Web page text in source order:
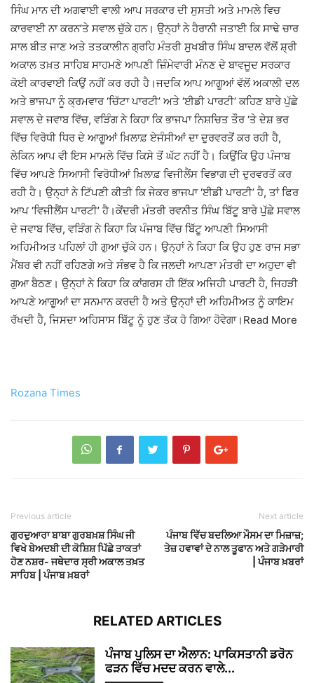
ਸਿੰਘ ਮਾਨ ਦੀ ਅਗਵਾਈ ਵਾਲੀ ਆਪ ਸਰਕਾਰ ਦੀ ਸੁਸਤੀ ਅਤੇ ਮਾਮਲੇ ਵਿਚ
ਕਾਰਵਾਈ ਨਾ ਕਰਨ’ਤੇ ਸਵਾਲ ਚੁੱਕੇ ਹਨ। ਉਨ੍ਹਾਂ ਨੇ ਹੈਰਾਨੀ ਜਤਾਈ ਕਿ ਸਾਢੇ ਚਾਰ
ਸਾਲ ਬੀਤ ਜਾਣ ਅਤੇ ਤਤਕਾਲੀਨ ਗ੍ਰਹਿ ਮੰਤਰੀ ਸੁਖਬੀਰ ਸਿੰਘ ਬਾਦਲ ਵੱਲੋਂ ਸ਼੍ਰੀ
ਅਕਾਲ ਤਖ਼ਤ ਸਾਹਿਬ ਸਾਹਮਣੇ ਆਪਣੀ ਜ਼ਿੰਮੇਵਾਰੀ ਮੰਨਣ ਦੇ ਬਾਵਜੂਦ ਸਰਕਾਰ
ਕੋਈ ਕਾਰਵਾਈ ਕਿਉਂ ਨਹੀਂ ਕਰ ਰਹੀ ਹੈ।ਜਦਕਿ ਆਪ ਆਗੂਆਂ ਵੱਲੋਂ ਅਕਾਲੀ ਦਲ
ਅਤੇ ਭਾਜਪਾ ਨੂੰ ਕ੍ਰਮਵਾਰ ‘ਚਿੱਟਾ ਪਾਰਟੀ’ ਅਤੇ ‘ਈਡੀ ਪਾਰਟੀ’ ਕਹਿਣ ਬਾਰੇ ਪੁੱਛੇ
ਸਵਾਲ ਦੇ ਜਵਾਬ ਵਿੱਚ, ਵੜਿੰਗ ਨੇ ਕਿਹਾ ਕਿ ਭਾਜਪਾ ਨਿਸ਼ਚਿਤ ਤੌਰ ‘ਤੇ ਦੇਸ਼ ਭਰ
ਵਿੱਚ ਵਿਰੋਧੀ ਧਿਰ ਦੇ ਆਗੂਆਂ ਖ਼ਿਲਾਫ਼ ਏਜੰਸੀਆਂ ਦਾ ਦੁਰਵਰਤੋਂ ਕਰ ਰਹੀ ਹੈ,
ਲੇਕਿਨ ਆਪ ਵੀ ਇਸ ਮਾਮਲੇ ਵਿੱਚ ਕਿਸੇ ਤੋਂ ਘੱਟ ਨਹੀਂ ਹੈ। ਕਿਉਂਕਿ ਉਹ ਪੰਜਾਬ
ਵਿੱਚ ਆਪਣੇ ਸਿਆਸੀ ਵਿਰੋਧੀਆਂ ਖ਼ਿਲਾਫ਼ ਵਿਜੀਲੈਂਸ ਵਿਭਾਗ ਦੀ ਦੁਰਵਰਤੋਂ ਕਰ
ਰਹੀ ਹੈ। ਉਨ੍ਹਾਂ ਨੇ ਟਿੱਪਣੀ ਕੀਤੀ ਕਿ ਜੇਕਰ ਭਾਜਪਾ ‘ਈਡੀ ਪਾਰਟੀ’ ਹੈ, ਤਾਂ ਫਿਰ
ਆਪ ‘ਵਿਜੀਲੈਂਸ ਪਾਰਟੀ’ ਹੈ।ਕੇਂਦਰੀ ਮੰਤਰੀ ਰਵਨੀਤ ਸਿੰਘ ਬਿੱਟੂ ਬਾਰੇ ਪੁੱਛੇ ਸਵਾਲ
ਦੇ ਜਵਾਬ ਵਿੱਚ, ਵੜਿੰਗ ਨੇ ਕਿਹਾ ਕਿ ਪੰਜਾਬ ਵਿੱਚ ਬਿੱਟੂ ਆਪਣੀ ਸਿਆਸੀ
ਅਹਿਮੀਅਤ ਪਹਿਲਾਂ ਹੀ ਗੁਆ ਚੁੱਕੇ ਹਨ। ਉਨ੍ਹਾਂ ਨੇ ਕਿਹਾ ਕਿ ਉਹ ਹੁਣ ਰਾਜ ਸਭਾ
ਮੈਂਬਰ ਵੀ ਨਹੀਂ ਰਹਿਣਗੇ ਅਤੇ ਸੰਭਵ ਹੈ ਕਿ ਜਲਦੀ ਆਪਣਾ ਮੰਤਰੀ ਦਾ ਅਹੁਦਾ ਵੀ
ਗੁਆ ਬੈਠਣ। ਉਨ੍ਹਾਂ ਨੇ ਕਿਹਾ ਕਿ ਕਾਂਗਰਸ ਹੀ ਇੱਕ ਅਜਿਹੀ ਪਾਰਟੀ ਹੈ, ਜਿਹੜੀ
ਆਪਣੇ ਆਗੂਆਂ ਦਾ ਸਨਮਾਨ ਕਰਦੀ ਹੈ ਅਤੇ ਉਨ੍ਹਾਂ ਦੀ ਅਹਿਮੀਅਤ ਨੂੰ ਕਾਇਮ
ਰੱਖਦੀ ਹੈ, ਜਿਸਦਾ ਅਹਿਸਾਸ ਬਿੱਟੂ ਨੂੰ ਹੁਣ ਤੱਕ ਹੋ ਗਿਆ ਹੋਵੇਗਾ।Read More
Rozana Times
Previous article
ਗੁਰਦੁਆਰਾ ਬਾਬਾ ਗੁਰਬਖ਼ਸ਼ ਸਿੰਘ ਜੀ
ਵਿਖੇ ਬੇਅਦਬੀ ਦੀ ਕੋਸ਼ਿਸ਼ ਪਿੱਛੇ ਤਾਕਤਾਂ
ਹੋਣ ਨਸ਼ਰ- ਜਥੇਦਾਰ ਸ੍ਰੀ ਅਕਾਲ ਤਖ਼ਤ
ਸਾਹਿਬ | ਪੰਜਾਬ ਖ਼ਬਰਾਂ
Next article
ਪੰਜਾਬ ਵਿੱਚ ਬਦਲਿਆ ਮੌਸਮ ਦਾ ਮਿਜ਼ਾਜ਼;
ਤੇਜ਼ ਹਵਾਵਾਂ ਦੇ ਨਾਲ ਤੂਫਾਨ ਅਤੇ ਗੜੇਮਾਰੀ
| ਪੰਜਾਬ ਖ਼ਬਰਾਂ
RELATED ARTICLES
ਪੰਜਾਬ ਪੁਲਿਸ ਦਾ ਐਲਾਨ: ਪਾਕਿਸਤਾਨੀ ਡਰੋਨ
ਫੜਨ ਵਿੱਚ ਮਦਦ ਕਰਨ ਵਾਲੇ...